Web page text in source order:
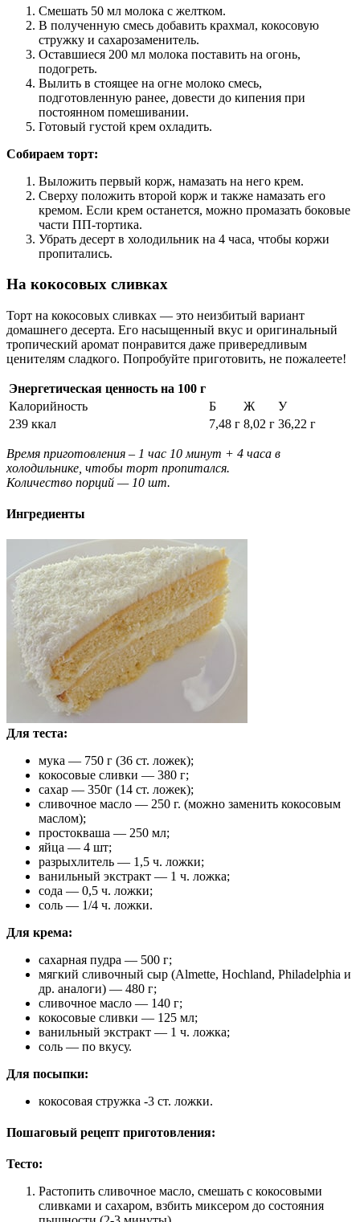
Смешать 50 мл молока с желтком.
В полученную смесь добавить крахмал, кокосовую
стружку и сахарозаменитель.
Оставшиеся 200 мл молока поставить на огонь,
подогреть.
Вылить в стоящее на огне молоко смесь,
подготовленную ранее, довести до кипения при
постоянном помешивании.
Готовый густой крем охладить.
Собираем торт:
Выложить первый корж, намазать на него крем.
Сверху положить второй корж и также намазать его
кремом. Если крем останется, можно промазать боковые
части ПП-тортика.
Убрать десерт в холодильник на 4 часа, чтобы коржи
пропитались.
На кокосовых сливках
Торт на кокосовых сливках ― это неизбитый вариант
домашнего десерта. Его насыщенный вкус и оригинальный
тропический аромат понравится даже привередливым
ценителям сладкого. Попробуйте приготовить, не пожалеете!
Энергетическая ценность на 100 г
Калорийность
Б Ж
У
239 ккал
7,48 г 8,02 г 36,22 г
Время приготовления – 1 час 10 минут + 4 часа в
холодильнике, чтобы торт пропитался.
Количество порций — 10 шт.
Ингредиенты
Для теста:
мука — 750 г (36 ст. ложек);
кокосовые сливки — 380 г;
сахар — 350г (14 ст. ложек);
сливочное масло — 250 г. (можно заменить кокосовым
маслом);
простокваша — 250 мл;
яйца — 4 шт;
разрыхлитель — 1,5 ч. ложки;
ванильный экстракт — 1 ч. ложка;
сода — 0,5 ч. ложки;
соль — 1/4 ч. ложки.
Для крема:
сахарная пудра — 500 г;
мягкий сливочный сыр (Almette, Hochland, Philadelphia и
др. аналоги) — 480 г;
сливочное масло — 140 г;
кокосовые сливки — 125 мл;
ванильный экстракт — 1 ч. ложка;
соль — по вкусу.
Для посыпки:
кокосовая стружка -3 ст. ложки.
Пошаговый рецепт приготовления:
Тесто:
Растопить сливочное масло, смешать с кокосовыми
сливками и сахаром, взбить миксером до состояния